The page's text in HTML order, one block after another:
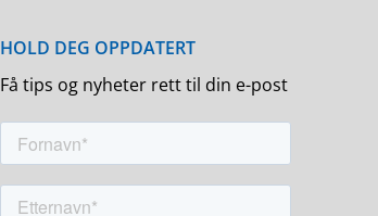
Få tips og nyheter rett til din e-post